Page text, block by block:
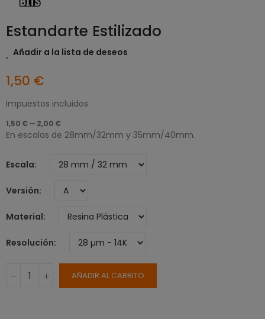
Estandarte Estilizado
Añadir a la lista de deseos
1,50 €
Impuestos incluidos
1,50 € — 2,00 €
En escalas de 28mm/32mm y 35mm/40mm.
Escala
Versión
Material
Resolución
AÑADIR AL CARRITO